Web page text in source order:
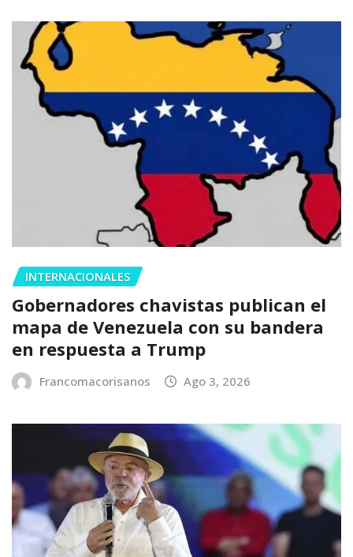
INTERNACIONALES
Gobernadores chavistas publican el
mapa de Venezuela con su bandera
en respuesta a Trump
Francomacorisanos Ago 3, 2026